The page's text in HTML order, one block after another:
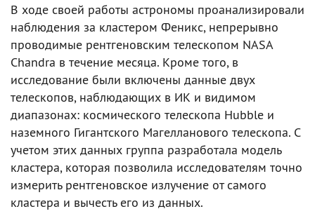
В ходе своей работы астрономы проанализировали
наблюдения за кластером Феникс, непрерывно
проводимые рентгеновским телескопом NASA
Chandra в течение месяца. Кроме того, в
исследование были включены данные двух
телескопов, наблюдающих в ИК и видимом
диапазонах: космического телескопа Hubble и
наземного Гигантского Магелланового телескопа. С
учетом этих данных группа разработала модель
кластера, которая позволила исследователям точно
измерить рентгеновское излучение от самого
кластера и вычесть его из данных.